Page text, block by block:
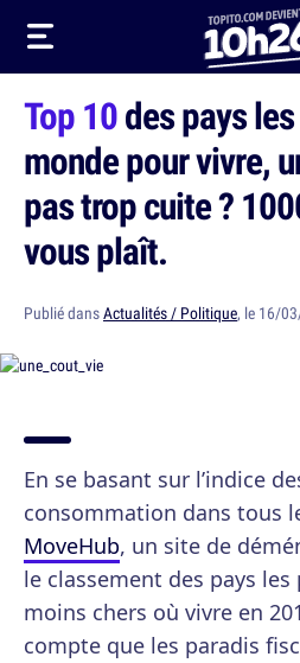
Top 10des pays
monde pour vivre,
pas trop cuite ?
vous plaît.
Publié dansActualités / Politique, le 16/
En se basant sur l’indice
consommation dans tous
MoveHub, un site de
le classement des pays
moins chers où vivre en
compte que les paradis